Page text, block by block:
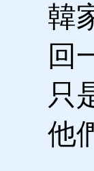
韓
回
只
他